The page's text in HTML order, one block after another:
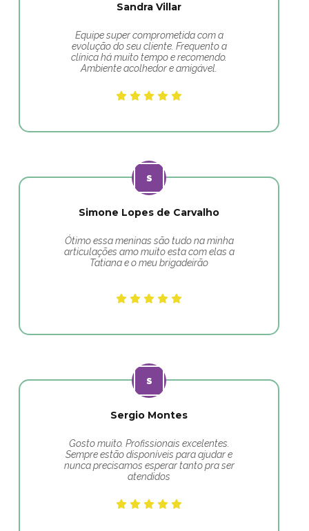
Sandra Villar
Equipe super comprometida com a
evolução do seu cliente. Frequento a
clínica há muito tempo e recomendo.
Ambiente acolhedor e amigável.
Simone Lopes de Carvalho
Ótimo essa meninas são tudo na minha
articulações amo muito esta com elas a
Tatiana e o meu brigadeirão
Sergio Montes
Gosto muito. Profissionais excelentes.
Sempre estão disponíveis para ajudar e
nunca precisamos esperar tanto pra ser
atendidos